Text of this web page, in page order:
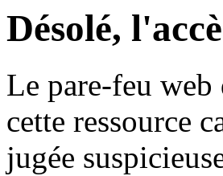
Désolé,
Le pare-feu web
cette ressource
jugée